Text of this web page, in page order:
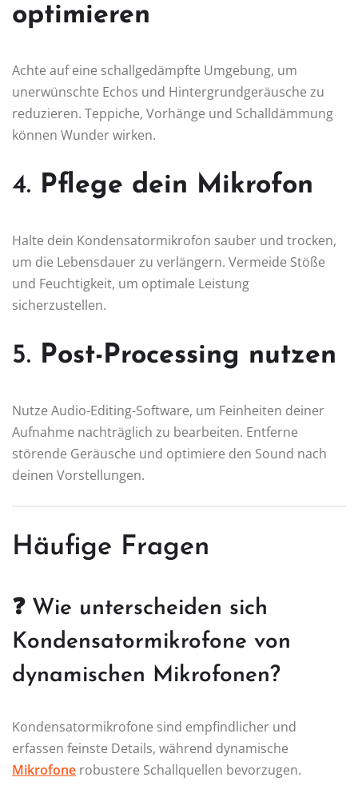
optimieren
Achte auf eine schallgedämpfte Umgebung, um
unerwünschte Echos und Hintergrundgeräusche zu
reduzieren. Teppiche, Vorhänge und Schalldämmung
können Wunder wirken.
4. Pflege dein Mikrofon
Halte dein Kondensatormikrofon sauber und trocken,
um die Lebensdauer zu verlängern. Vermeide Stöße
und Feuchtigkeit, um optimale Leistung
sicherzustellen.
5. Post-Processing nutzen
Nutze Audio-Editing-Software, um Feinheiten deiner
Aufnahme nachträglich zu bearbeiten. Entferne
störende Geräusche und optimiere den Sound nach
deinen Vorstellungen.
Häufige Fragen
❓ Wie unterscheiden sich
Kondensatormikrofone von
dynamischen Mikrofonen?
Kondensatormikrofone sind empfindlicher und
erfassen feinste Details, während dynamische
Mikrofone robustere Schallquellen bevorzugen.